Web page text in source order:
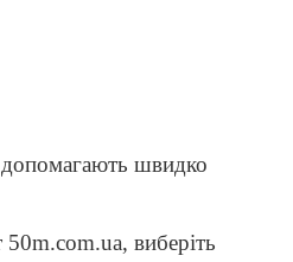
допомагають швидко
виберіть